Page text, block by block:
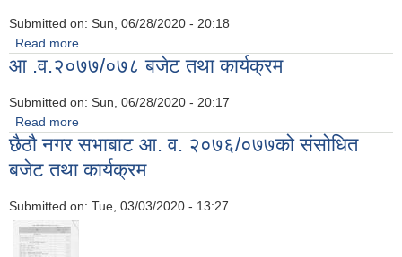
Submitted on: Sun, 06/28/2020 - 20:18
Read more
आ .व.२०७७/०७८ बजेट तथा कार्यक्रम
Submitted on: Sun, 06/28/2020 - 20:17
Read more
छैठौ नगर सभाबाट आ. व. २०७६/०७७को संसोधित
बजेट तथा कार्यक्रम
Submitted on: Tue, 03/03/2020 - 13:27